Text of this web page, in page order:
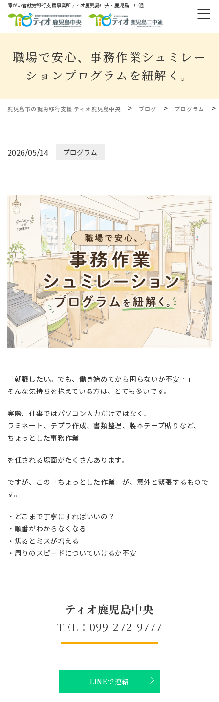
障がい者就労移⾏⽀援事業所ティオ⿅児島中央・鹿児島二中通
職場で安心、事務作業シュミレー
ションプログラムを紐解く。
鹿児島市の就労移行支援 ティオ鹿児島中央 > ブログ > プログラム >
2026/05/14 プログラム
「就職したい。でも、働き始めてから困らないか不安…」
そんな気持ちを抱えている方は、とても多いです。
実際、仕事ではパソコン入力だけではなく、
ラミネート、テプラ作成、書類整理、製本テープ貼りなど、
ちょっとした事務作業
を任される場面がたくさんあります。
ですが、この「ちょっとした作業」が、意外と緊張するもので
す。
・どこまで丁寧にすればいいの？
・順番がわからなくなる
・焦るとミスが増える
・周りのスピードについていけるか不安
ティオ鹿児島中央
TEL：099-272-9777
LINEで連絡